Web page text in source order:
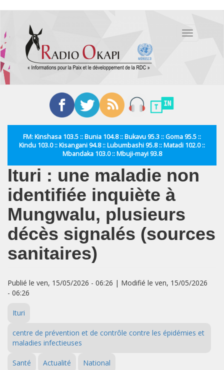
contenu
principal
Toggle
FM: Kinshasa 103.5 :: Bunia 104.8 :: Bukavu 95.3 :: Goma 95.5 ::
Kindu 103.0 :: Kisangani 94.8 :: Lubumbashi 95.8 :: Matadi 102.0 ::
Mbandaka 103.0 :: Mbuji-mayi 93.8
Ituri : une maladie non
identifiée inquiète à
Mungwalu, plusieurs
décès signalés (sources
sanitaires)
Publié le ven, 15/05/2026 - 06:26 | Modifié le ven, 15/05/2026
- 06:26
Ituri
centre de prévention et de contrôle contre les épidémies et
maladies infectieuses
Santé Actualité National